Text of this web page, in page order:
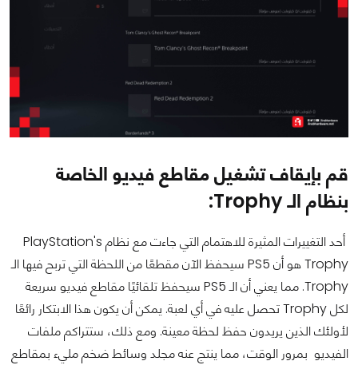
قم بإيقاف تشغيل مقاطع فيديو الخاصة
بنظام الـ Trophy:
أحد التغييرات المثيرة للاهتمام التي جاءت مع نظام PlayStation's
Trophy هو أن PS5 سيحفظ الآن مقطعًا من اللحظة التي تربح فيها الـ
Trophy. مما يعني أن الـ PS5 سيحفظ تلقائيًا مقاطع فيديو سريعة
لكل Trophy تحصل عليه في أي لعبة. يمكن أن يكون هذا الابتكار رائعًا
لأولئك الذين يريدون حفظ لحظة معينة. ومع ذلك، ستتراكم ملفات
الفيديو بمرور الوقت، مما ينتج عنه مجلد وسائط ضخم مليء بمقاطع